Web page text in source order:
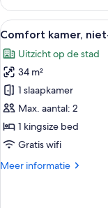
stad
(Palace
Side)
laden
Twin
kamer,
2
niet-
roken,
uitzicht
op
de
stad
(Palace
Side)
Alle
foto's
voor
Comfort
kamer,
niet-
roken
(Palace
King)
6
Comfort kamer,
Uitzicht op de stad
34 m²
1 slaapkamer
Max. aantal: 2
1 kingsize bed
Gratis wifi
Meer informatie
Meer